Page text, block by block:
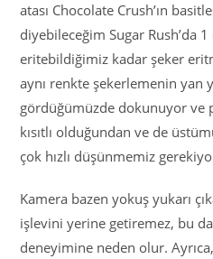
atası Chocolate Crush’ın
diyebileceğim Sugar Rush’da
eritebildiğimiz kadar şeker
aynı renkte şekerlemenin yan
gördüğümüzde dokunuyor ve
kısıtlı olduğundan ve de
çok hızlı düşünmemiz
Kamera bazen yokuş yukarı
işlevini yerine getiremez, bu
deneyimine neden olur. Ayrıca,